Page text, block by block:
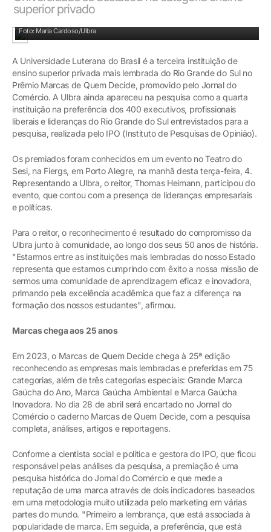
superior privado
Foto: Marla Cardoso/Ulbra
A Universidade Luterana do Brasil é a terceira instituição de
ensino superior privada mais lembrada do Rio Grande do Sul no
Prêmio Marcas de Quem Decide, promovido pelo Jornal do
Comércio. A Ulbra ainda apareceu na pesquisa como a quarta
instituição na preferência dos 400 executivos, profissionais
liberais e lideranças do Rio Grande do Sul entrevistados para a
pesquisa, realizada pelo IPO (Instituto de Pesquisas de Opinião).
Os premiados foram conhecidos em um evento no Teatro do
Sesi, na Fiergs, em Porto Alegre, na manhã desta terça-feira, 4.
Representando a Ulbra, o reitor, Thomas Heimann, participou do
evento, que contou com a presença de lideranças empresariais
e políticas.
Para o reitor, o reconhecimento é resultado do compromisso da
Ulbra junto à comunidade, ao longo dos seus 50 anos de história.
"Estarmos entre as instituições mais lembradas do nosso Estado
representa que estamos cumprindo com êxito a nossa missão de
sermos uma comunidade de aprendizagem eficaz e inovadora,
primando pela excelência acadêmica que faz a diferença na
formação dos nossos estudantes", afirmou.
Marcas chega aos 25 anos
Em 2023, o Marcas de Quem Decide chega à 25ª edição
reconhecendo as empresas mais lembradas e preferidas em 75
categorias, além de três categorias especiais: Grande Marca
Gaúcha do Ano, Marca Gaúcha Ambiental e Marca Gaúcha
Inovadora. No dia 28 de abril será encartado no Jornal do
Comércio o caderno Marcas de Quem Decide, com a pesquisa
completa, análises, artigos e reportagens.
Conforme a cientista social e política e gestora do IPO, que ficou
responsável pelas análises da pesquisa, a premiação é uma
pesquisa histórica do Jornal do Comércio e que mede a
reputação de uma marca através de dois indicadores baseados
em uma metodologia muito utilizada pelo marketing em várias
partes do mundo. "Primeiro a lembrança, que está associada à
popularidade de marca. Em seguida, a preferência, que está